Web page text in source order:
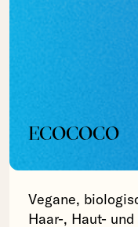
ECOCOCO
Vegane,
Haar-, Haut-